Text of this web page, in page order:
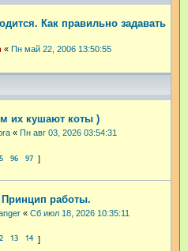
Как правильно задавать
« Пн май 22, 2006 13:50:55
их кушают коты )
« Пн авг 03, 2026 03:54:31
96 97
работы.
« Сб июл 18, 2026 10:35:11
13 14